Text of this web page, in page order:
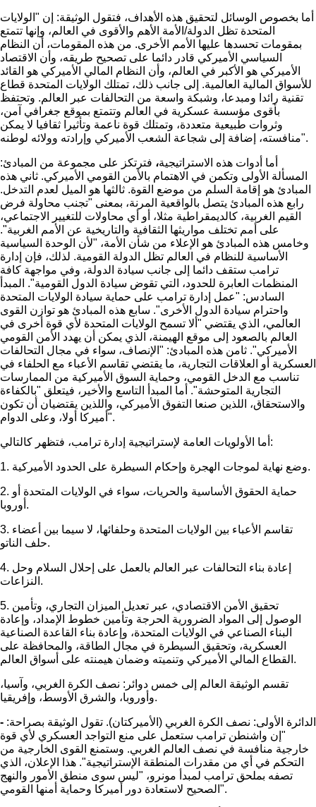
أما بخصوص الوسائل لتحقيق هذه الأهداف، فتقول الوثيقة: إن "الولايات
المتحدة تظل الدولة/الأمة الأهم والأقوى في العالم، وإنها تتمتع
بمقومات تحسدها عليها الأمم الأخرى. من هذه المقومات، أن النظام
السياسي الأميركي قادر دائما على تصحيح طريقه، وأن الاقتصاد
الأميركي هو الأكبر في العالم، وأن النظام المالي الأميركي هو القائد
للأسواق المالية العالمية. إلى جانب ذلك، تمتلك الولايات المتحدة قطاع
تقنية رائدا ومبدعا، وشبكة واسعة من التحالفات عبر العالم. وتحتفظ
بأقوى مؤسسة عسكرية في العالم وتتمتع بموقع جغرافي آمن،
وثروات طبيعية متعددة، وتمتلك قوة ناعمة وتأثيرا ثقافيا لا يمكن
منافسته، إضافة إلى شجاعة الشعب الأميركي وإرادته وولائه لوطنه".
أما أدوات هذه الاستراتيجية، فترتكز على مجموعة من المبادئ:
المسألة الأولى وتكمن في الاهتمام بالأمن القومي الأميركي. ثاني هذه
المبادئ هو إقامة السلم من موضع القوة. ثالثها هو الميل لعدم التدخل.
رابع هذه المبادئ يتصل بالواقعية المرنة، بمعنى "تجنب محاولة فرض
القيم الغربية، كالديمقراطية مثلا، أو أي محاولات للتغيير الاجتماعي،
على أمم تختلف مواريثها الثقافية والتاريخية عن الأمم الغربية".
وخامس هذه المبادئ هو الإعلاء من شأن الأمة، "لأن الوحدة السياسية
الأساسية للنظام في العالم تظل الدولة القومية. لذلك، فإن إدارة
ترامب ستقف دائما إلى جانب سيادة الدولة، وفي مواجهة كافة
المنظمات العابرة للحدود، التي تقوض سيادة الدول القومية". المبدأ
السادس: "عمل إدارة ترامب على حماية سيادة الولايات المتحدة
واحترام سيادة الدول الأخرى". سابع هذه المبادئ هو توازن القوى
العالمي، الذي يقتضي "ألا تسمح الولايات المتحدة لأي قوة أخرى في
العالم بالصعود إلى موقع الهيمنة، الذي يمكن أن يهدد الأمن القومي
الأميركي". ثامن هذه المبادئ: "الإنصاف، سواء في مجال التحالفات
العسكرية أو العلاقات التجارية، ما يقتضي تقاسم الأعباء مع الحلفاء في
تناسب مع الدخل القومي، وحماية السوق الأميركية من الممارسات
التجارية المتوحشة". أما المبدأ التاسع والأخير، فيتعلق "بالكفاءة
والاستحقاق، اللذين صنعا التفوق الأميركي، واللذين يقتضيان أن تكون
أميركا أولا، وعلى الدوام".
أما الأولويات العامة لإستراتيجية إدارة ترامب، فتظهر كالتالي:
1. وضع نهاية لموجات الهجرة وإحكام السيطرة على الحدود الأميركية.
2. حماية الحقوق الأساسية والحريات، سواء في الولايات المتحدة أو
أوروبا.
3. تقاسم الأعباء بين الولايات المتحدة وحلفائها، لا سيما بين أعضاء
حلف الناتو.
4. إعادة بناء التحالفات عبر العالم بالعمل على إحلال السلام وحل
النزاعات.
5. تحقيق الأمن الاقتصادي، عبر تعديل الميزان التجاري، وتأمين
الوصول إلى المواد الضرورية الحرجة وتأمين خطوط الإمداد، وإعادة
البناء الصناعي في الولايات المتحدة، وإعادة بناء القاعدة الصناعية
العسكرية، وتحقيق السيطرة في مجال الطاقة، والمحافظة على
القطاع المالي الأميركي وتنميته وضمان هيمنته على أسواق العالم.
تقسم الوثيقة العالم إلى خمس دوائر: نصف الكرة الغربي، وآسيا،
وأوروبا، والشرق الأوسط، وإفريقيا.
- الدائرة الأولى: نصف الكرة الغربي (الأميركتان). تقول الوثيقة بصراحة:
"إن واشنطن ترامب ستعمل على منع التواجد العسكري لأي قوة
خارجية منافسة في نصف العالم الغربي. وستمنع القوى الخارجية من
التحكم في أي من مقدرات المنطقة الإستراتيجية". هذا الإعلان، الذي
تصفه بملحق ترامب لمبدأ مونرو، "ليس سوى منطق الأمور والنهج
الصحيح لاستعادة دور أميركا وحماية أمنها القومي".